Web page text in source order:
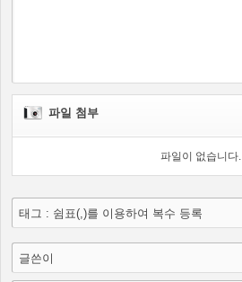
파일 첨부
파일이 없습니다.
태그 : 쉼표(,)를 이용하여 복수 등록
글쓴이